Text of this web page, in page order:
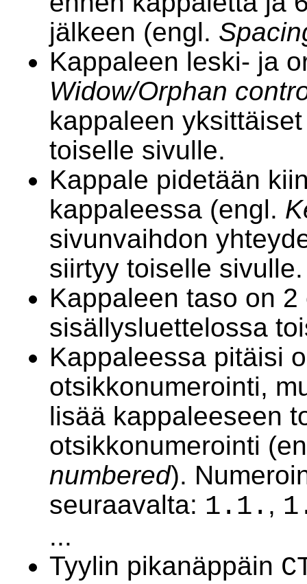
jälkeen (engl.
Kappaleen leski- ja
Widow/Orphan
kappaleen
toiselle sivulle.
Kappale pidetään
kappaleessa (engl.
sivunvaihdon
siirtyy toiselle sivulle.
Kappaleen taso on
sisällysluettelossa
Kappaleessa pitäisi
otsikkonumerointi,
lisää kappaleeseen
otsikkonumerointi
numbered).
seuraavalta: 1.1. ,
...
Tyylin pikanäppäin